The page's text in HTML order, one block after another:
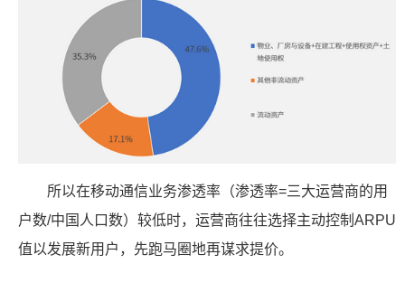
所以在移动通信业务渗透率（渗透率=三大运营商的用
户数/中国人口数）较低时，运营商往往选择主动控制ARPU
值以发展新用户，先跑马圈地再谋求提价。